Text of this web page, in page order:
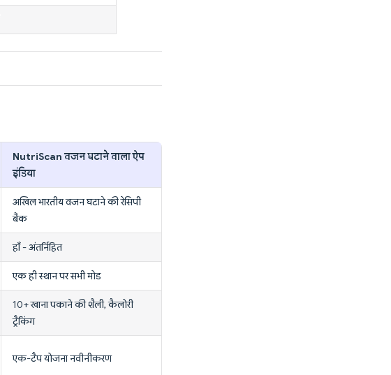
NutriScan वजन घटाने वाला ऐप
इंडिया
अखिल भारतीय वजन घटाने की रेसिपी
बैंक
हाँ - अंतर्निहित
एक ही स्थान पर सभी मोड
10+ खाना पकाने की शैली, कैलोरी
ट्रैकिंग
एक-टैप योजना नवीनीकरण